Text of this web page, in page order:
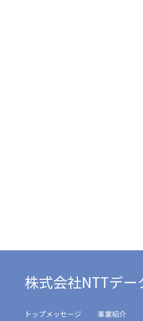
株式会社NTTデー
トップメッセージ 事業紹介